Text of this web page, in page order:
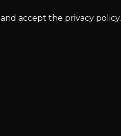
accept the privacy policy.